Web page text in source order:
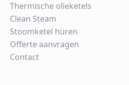
Thermische olieketels
Clean Steam
Stoomketel huren
Offerte aanvragen
Contact